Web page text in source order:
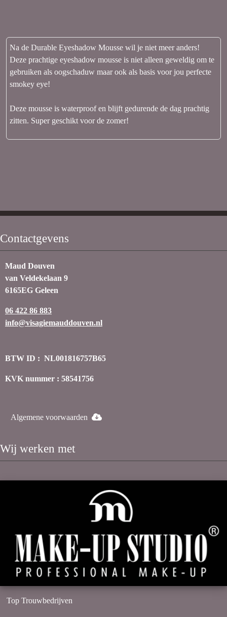
Na de Durable Eyeshadow Mousse wil je niet meer anders!
Deze prachtige eyeshadow mousse is niet alleen geweldig om te
gebruiken als oogschaduw maar ook als basis voor jou perfecte
smokey eye!
Deze mousse is waterproof en blijft gedurende de dag prachtig
zitten. Super geschikt voor de zomer!
Contactgevens
Maud Douven
van Veldekelaan 9
6165EG Geleen
06 422 86 883
info@visagiemauddouven.nl
BTW ID : NL001816757B65
KVK nummer : 58541756
Algemene voorwaarden
Wij werken met
Top Trouwbedrijven